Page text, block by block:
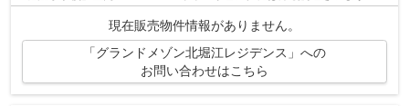
現在販売物件情報がありません。
「グランドメゾン北堀江レジデンス」への
お問い合わせはこちら